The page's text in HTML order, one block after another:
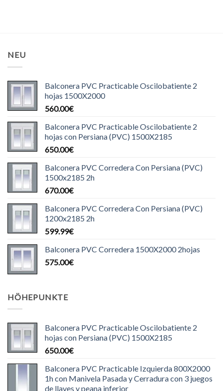
NEU
Balconera PVC Practicable Oscilobatiente 2
hojas 1500X2000
560.00€
Balconera PVC Practicable Oscilobatiente 2
hojas con Persiana (PVC) 1500X2185
650.00€
Balconera PVC Corredera Con Persiana (PVC)
1500x2185 2h
670.00€
Balconera PVC Corredera Con Persiana (PVC)
1200x2185 2h
599.99€
Balconera PVC Corredera 1500X2000 2hojas
575.00€
HÖHEPUNKTE
Balconera PVC Practicable Oscilobatiente 2
hojas con Persiana (PVC) 1500X2185
650.00€
Balconera PVC Practicable Izquierda 800X2000
1h con Manivela Pasada y Cerradura con 3 juegos
de llaves y peana inferior